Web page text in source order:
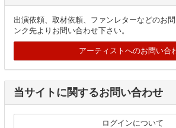
出演依頼、取材依頼、ファンレターなどのお
ンク先よりお問い合わせ下さい。
アーティストへのお問い合
当サイトに関するお問い合わせ
ログインについて